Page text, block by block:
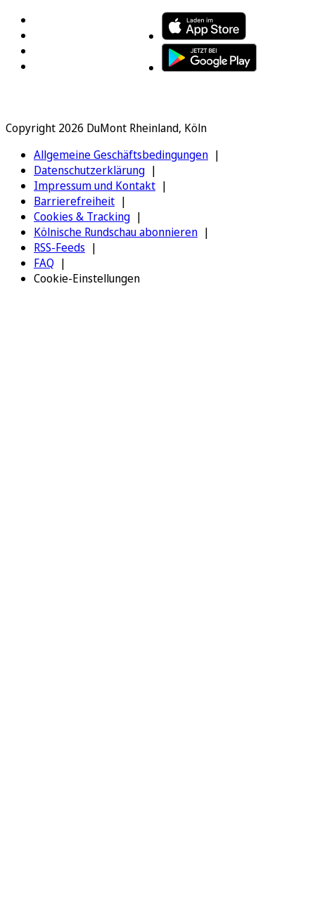
Copyright 2026 DuMont Rheinland, Köln
Allgemeine Geschäftsbedingungen
Datenschutzerklärung
Impressum und Kontakt
Barrierefreiheit
Cookies & Tracking
Kölnische Rundschau abonnieren
RSS-Feeds
FAQ
Cookie-Einstellungen